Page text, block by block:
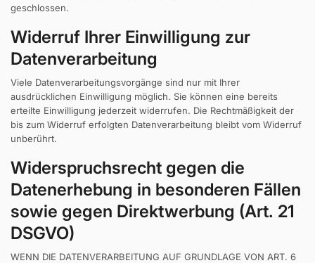
geschlossen.
Widerruf Ihrer Einwilligung zur
Datenverarbeitung
Viele Datenverarbeitungsvorgänge sind nur mit Ihrer
ausdrücklichen Einwilligung möglich. Sie können eine bereits
erteilte Einwilligung jederzeit widerrufen. Die Rechtmäßigkeit der
bis zum Widerruf erfolgten Datenverarbeitung bleibt vom Widerruf
unberührt.
Widerspruchsrecht gegen die
Datenerhebung in besonderen Fällen
sowie gegen Direktwerbung (Art. 21
DSGVO)
WENN DIE DATENVERARBEITUNG AUF GRUNDLAGE VON ART. 6